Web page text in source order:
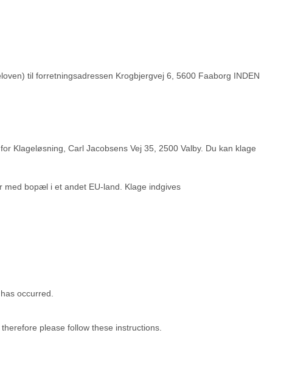
til forretningsadressen Krogbjergvej 6, 5600 Faaborg INDEN
Klageløsning, Carl Jacobsens Vej 35, 2500 Valby. Du kan klage
med bopæl i et andet EU-land. Klage indgives
occurred.
please follow these instructions.